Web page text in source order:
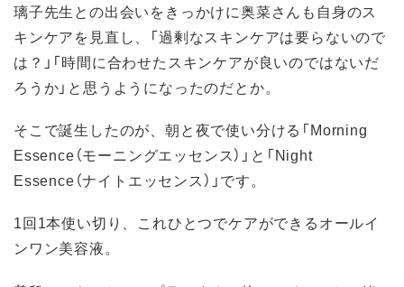
璃子先生との出会いをきっかけに奥菜さんも自身のス
キンケアを見直し、「過剰なスキンケアは要らないので
は？」「時間に合わせたスキンケアが良いのではないだ
ろうか」と思うようになったのだとか。
そこで誕生したのが、朝と夜で使い分ける「Morning
Essence（モーニングエッセンス）」と「Night
Essence（ナイトエッセンス）」です。
1回1本使い切り、これひとつでケアができるオールイ
ンワン美容液。